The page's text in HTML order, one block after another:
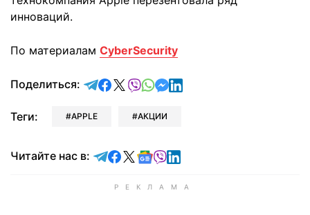
инноваций.
По материалам CyberSecurity
Поделиться: отправить в Telegram
поделиться в Facebook
поделиться в X
отправить в Viber
отправить в Whatsapp
отправить в Messenger
отправить в LinkedIn
Теги: APPLE АКЦИИ
Читайте нас в: Читайте в Telegram
Читайте в Facebook
Читайте в X
Читайте в Google news
Читайте в Viber
Читайте в LinkedIn